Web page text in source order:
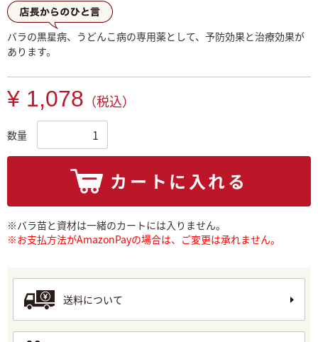
店長からひとこと
バラの黒星病、うどんこ病の専用薬として、予防効果と治療効果が
あります。
¥ 1,078 （税込）
数量
カートに入れる
※バラ苗と資材は一緒のカートには入りません。
※お支払方法がAmazonPayの場合は、ご変更は承れません。
送料について